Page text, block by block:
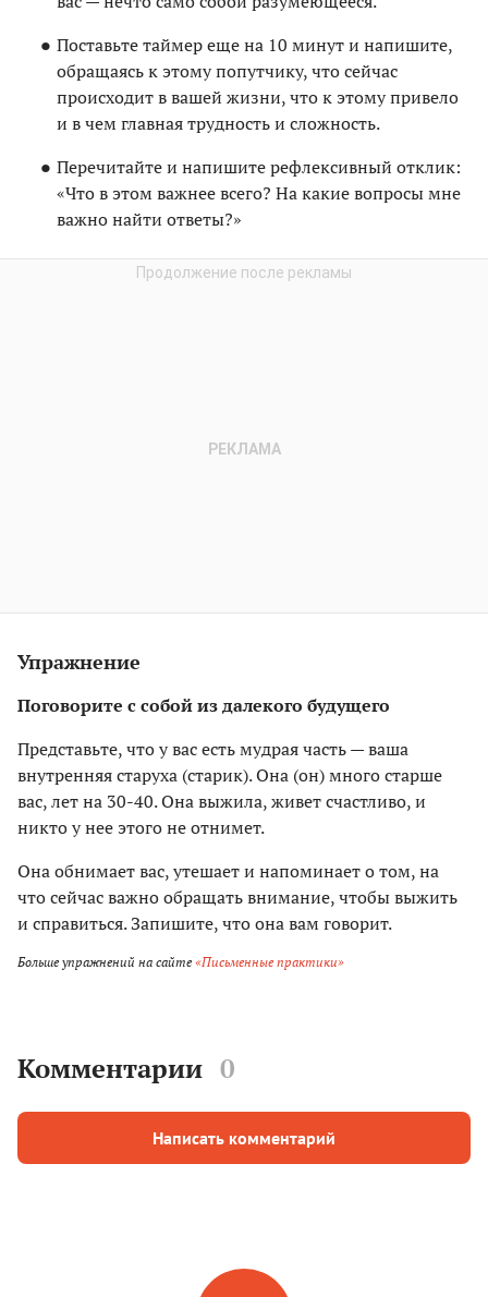
Поставьте таймер еще на 10 минут и напишите,
обращаясь к этому попутчику, что сейчас
происходит в вашей жизни, что к этому привело
и в чем главная трудность и сложность.
Перечитайте и напишите рефлексивный отклик:
«Что в этом важнее всего? На какие вопросы мне
важно найти ответы?»
Упражнение
Поговорите с собой из далекого будущего
Представьте, что у вас есть мудрая часть — ваша
внутренняя старуха (старик). Она (он) много старше
вас, лет на 30-40. Она выжила, живет счастливо, и
никто у нее этого не отнимет.
Она обнимает вас, утешает и напоминает о том, на
что сейчас важно обращать внимание, чтобы выжить
и справиться. Запишите, что она вам говорит.
Больше упражнений на сайте «Письменные практики»
Комментарии 0
Написать комментарий